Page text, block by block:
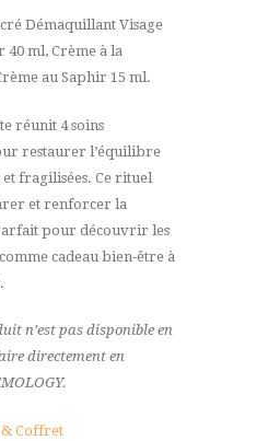
Démaquillant Visage
40 ml, Crème à la
au Saphir 15 ml.
réunit 4 soins
restaurer l’équilibre
et fragilisées. Ce rituel
et renforcer la
pour découvrir les
cadeau bien-être à
n’est pas disponible en
directement en
& Coffret